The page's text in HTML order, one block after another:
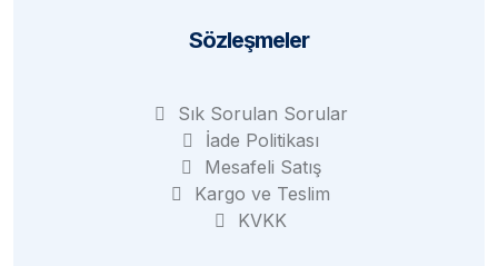
Sözleşmeler
Sık Sorulan Sorular
İade Politikası
Mesafeli Satış
Kargo ve Teslim
KVKK